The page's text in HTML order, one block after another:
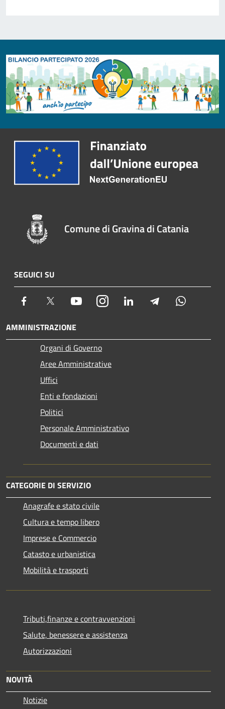
Comune di Gravina di Catania
SEGUICI SU
Facebook Twitter YoutubeInstagram LinkedIn Telegram
AMMINISTRAZIONE
Organi di Governo
Aree Amministrative
Uffici
Enti e fondazioni
Politici
Personale Amministrativo
Documenti e dati
CATEGORIE DI SERVIZIO
Anagrafe e stato civile
Cultura e tempo libero
Imprese e Commercio
Catasto e urbanistica
Mobilità e trasporti
Tributi,finanze e contravvenzioni
Salute, benessere e assistenza
Autorizzazioni
NOVITÀ
Notizie